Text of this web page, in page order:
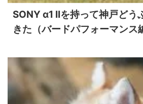
SONY α1 IIを持って神戸どう
きた（バードパフォーマンス